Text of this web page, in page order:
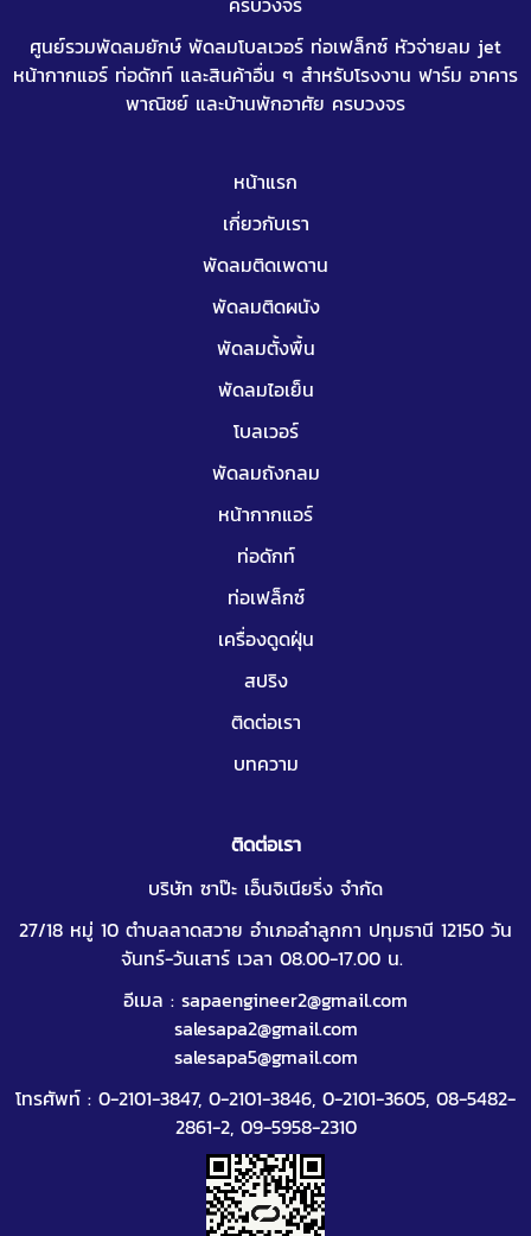
ศูนย์รวมพัดลมยักษ์ พัดลมโบลเวอร์ ท่อเฟล็กซ์ หัวจ่ายลม jet
หน้ากากแอร์ ท่อดักท์ และสินค้าอื่น ๆ สำหรับโรงงาน ฟาร์ม อาคาร
พาณิชย์ และบ้านพักอาศัย ครบวงจร
หน้าแรก
เกี่ยวกับเรา
พัดลมติดเพดาน
พัดลมติดผนัง
พัดลมตั้งพื้น
พัดลมไอเย็น
โบลเวอร์
พัดลมถังกลม
หน้ากากแอร์
ท่อดักท์
ท่อเฟล็กซ์
เครื่องดูดฝุ่น
สปริง
ติดต่อเรา
บทความ
ติดต่อเรา
บริษัท ซาป๊ะ เอ็นจิเนียริ่ง จำกัด
27/18 หมู่ 10 ตำบลลาดสวาย อำเภอลำลูกกา ปทุมธานี 12150 วัน
จันทร์-วันเสาร์ เวลา 08.00-17.00 น.
อีเมล : sapaengineer2@gmail.com
salesapa2@gmail.com
salesapa5@gmail.com
โทรศัพท์ : 0-2101-3847, 0-2101-3846, 0-2101-3605, 08-5482-
2861-2, 09-5958-2310